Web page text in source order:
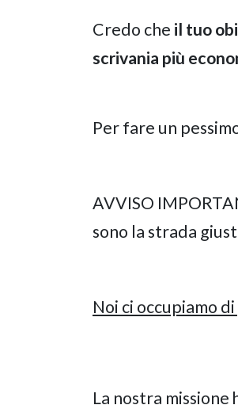
Credo che il tuo
scrivania più
Per fare un
AVVISO
sono la strada
Noi ci occupiamo
La nostra missione